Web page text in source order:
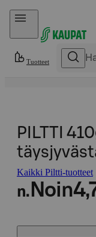
Hyppää sisältöön
Tuotteet
PILTTI
Kaikki Piltti-tuotteet
n. Noin